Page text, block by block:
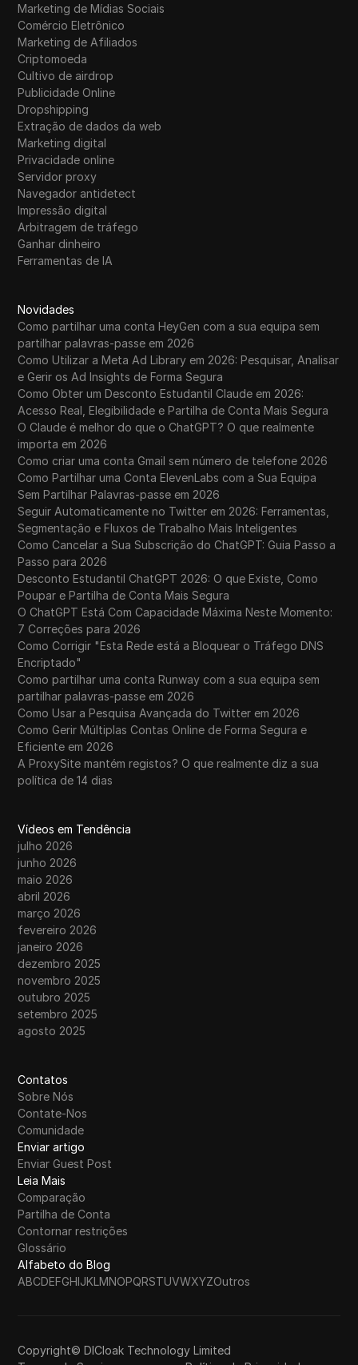
Marketing de Mídias Sociais
Comércio Eletrônico
Marketing de Afiliados
Criptomoeda
Cultivo de airdrop
Publicidade Online
Dropshipping
Extração de dados da web
Marketing digital
Privacidade online
Servidor proxy
Navegador antidetect
Impressão digital
Arbitragem de tráfego
Ganhar dinheiro
Ferramentas de IA
Novidades
Como partilhar uma conta HeyGen com a sua equipa sem
partilhar palavras-passe em 2026
Como Utilizar a Meta Ad Library em 2026: Pesquisar, Analisar
e Gerir os Ad Insights de Forma Segura
Como Obter um Desconto Estudantil Claude em 2026:
Acesso Real, Elegibilidade e Partilha de Conta Mais Segura
O Claude é melhor do que o ChatGPT? O que realmente
importa em 2026
Como criar uma conta Gmail sem número de telefone 2026
Como Partilhar uma Conta ElevenLabs com a Sua Equipa
Sem Partilhar Palavras-passe em 2026
Seguir Automaticamente no Twitter em 2026: Ferramentas,
Segmentação e Fluxos de Trabalho Mais Inteligentes
Como Cancelar a Sua Subscrição do ChatGPT: Guia Passo a
Passo para 2026
Desconto Estudantil ChatGPT 2026: O que Existe, Como
Poupar e Partilha de Conta Mais Segura
O ChatGPT Está Com Capacidade Máxima Neste Momento:
7 Correções para 2026
Como Corrigir "Esta Rede está a Bloquear o Tráfego DNS
Encriptado"
Como partilhar uma conta Runway com a sua equipa sem
partilhar palavras-passe em 2026
Como Usar a Pesquisa Avançada do Twitter em 2026
Como Gerir Múltiplas Contas Online de Forma Segura e
Eficiente em 2026
A ProxySite mantém registos? O que realmente diz a sua
política de 14 dias
Vídeos em Tendência
julho 2026
junho 2026
maio 2026
abril 2026
março 2026
fevereiro 2026
janeiro 2026
dezembro 2025
novembro 2025
outubro 2025
setembro 2025
agosto 2025
Contatos
Sobre Nós
Contate-Nos
Comunidade
Enviar artigo
Enviar Guest Post
Leia Mais
Comparação
Partilha de Conta
Contornar restrições
Glossário
Alfabeto do Blog
ABCDEFGHIJKLMNOPQRSTUVWXYZOutros
Copyright© DICloak Technology Limited